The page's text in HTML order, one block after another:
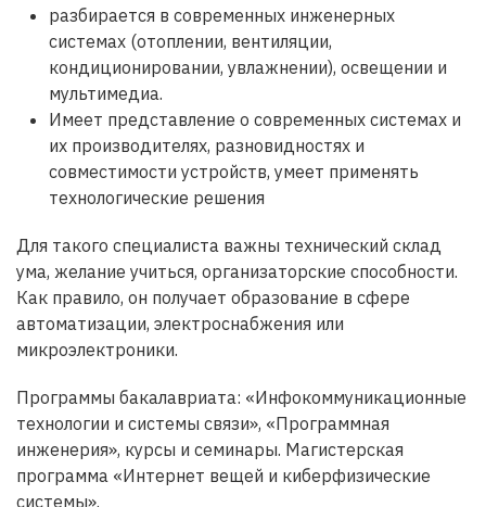
разбирается в современных инженерных
системах (отоплении, вентиляции,
кондиционировании, увлажнении), освещении и
мультимедиа.
Имеет представление о современных системах и
их производителях, разновидностях и
совместимости устройств, умеет применять
технологические решения
Для такого специалиста важны технический склад
ума, желание учиться, организаторские способности.
Как правило, он получает образование в сфере
автоматизации, электроснабжения или
микроэлектроники.
Программы бакалавриата: «Инфокоммуникационные
технологии и системы связи», «Программная
инженерия», курсы и семинары. Магистерская
программа «Интернет вещей и киберфизические
системы».